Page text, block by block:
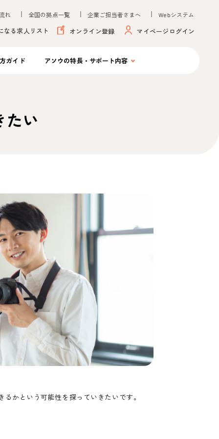
れ 全国の拠点一覧 企業ご担当者さまへ Webシステム
なる求人リスト オンライン登録 マイページログイン
ガイド アソウの特長・サポート内容
たい
かという可能性を探っていきたいです。